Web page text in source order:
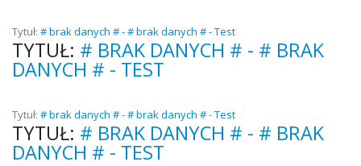
Tytuł: # brak danych # - # brak danych # - Test
TYTUŁ: # BRAK DANYCH # - # BRAK
DANYCH # - TEST
Tytuł: # brak danych # - # brak danych # - Test
TYTUŁ: # BRAK DANYCH # - # BRAK
DANYCH # - TEST